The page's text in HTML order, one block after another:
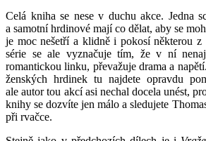
Celá kniha se nese v duchu akce. Jedna
a samotní hrdinové mají co dělat, aby se
je moc nešetří a klidně i pokosí některou z
série se ale vyznačuje tím, že v ní
romantickou linku, převažuje drama a
ženských hrdinek tu najdete opravdu
ale autor tou akcí asi nechal docela unést,
knihy se dozvíte jen málo a sledujete
při rvačce.